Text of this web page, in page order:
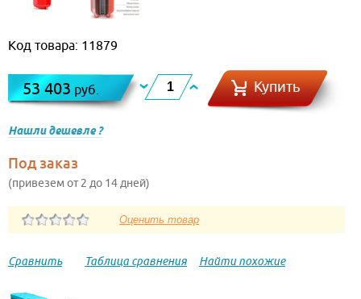
Код товара: 11879
53 403 руб. Купить
Нашли дешевле ?
Под заказ
(привезем от 2 до 14 дней)
Сравнить Таблица сравнения Найти похожие